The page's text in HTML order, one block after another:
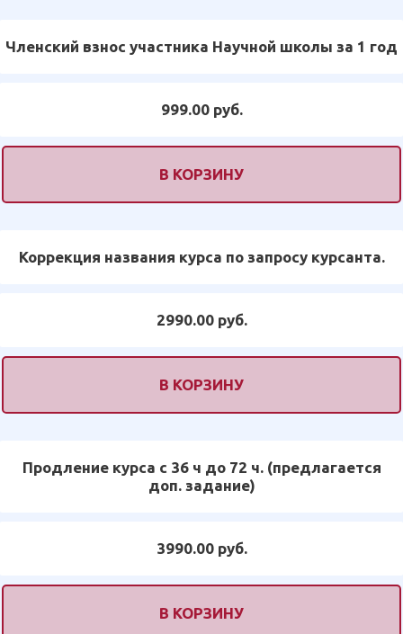
Членский взнос участника Научной школы за 1 год
999.00 руб.
В КОРЗИНУ
Коррекция названия курса по запросу курсанта.
2990.00 руб.
В КОРЗИНУ
Продление курса с 36 ч до 72 ч. (предлагается
доп. задание)
3990.00 руб.
В КОРЗИНУ